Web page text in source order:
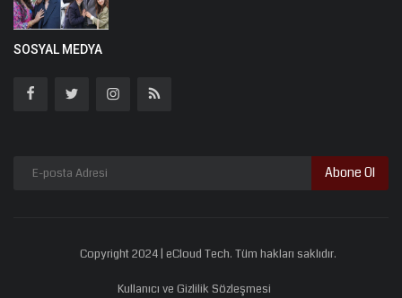
SOSYAL MEDYA
Abone Ol
Copyright 2024 | eCloud Tech. Tüm hakları saklıdır.
Kullanıcı ve Gizlilik Sözleşmesi